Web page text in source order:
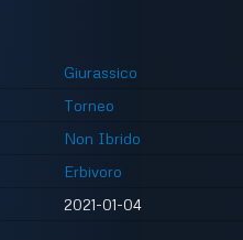
Giurassico
Torneo
Non Ibrido
Erbivoro
2021-01-04